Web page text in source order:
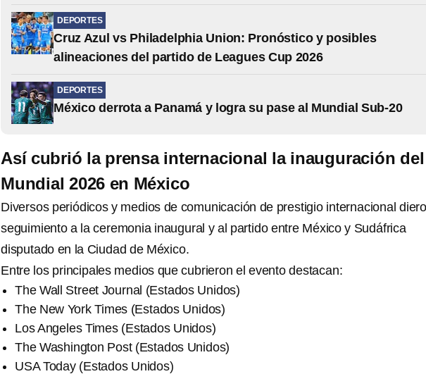
DEPORTES
Cruz Azul vs Philadelphia Union: Pronóstico y posibles
alineaciones del partido de Leagues Cup 2026
DEPORTES
México derrota a Panamá y logra su pase al Mundial Sub-20
Así cubrió la prensa internacional la inauguración del
Mundial 2026 en México
Diversos periódicos y medios de comunicación de prestigio internacional
seguimiento a la ceremonia inaugural y al partido entre México y Sudáfrica
disputado en la Ciudad de México.
Entre los principales medios que cubrieron el evento destacan:
The Wall Street Journal (Estados Unidos)
The New York Times (Estados Unidos)
Los Angeles Times (Estados Unidos)
The Washington Post (Estados Unidos)
USA Today (Estados Unidos)